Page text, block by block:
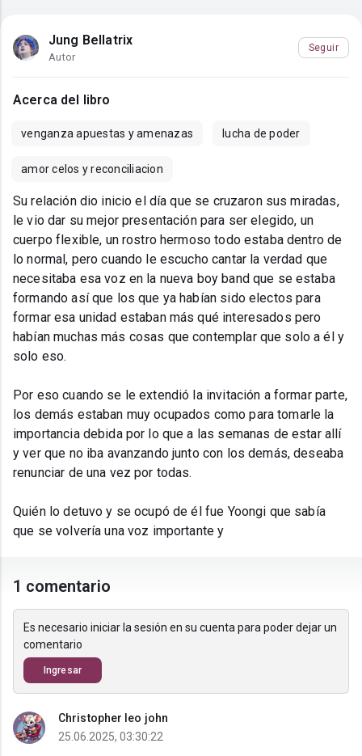
Jung Bellatrix
Autor
Seguir
Acerca del libro
venganza apuestas y amenazas lucha de poder
amor celos y reconciliacion
Su relación dio inicio el día que se cruzaron sus miradas,
le vio dar su mejor presentación para ser elegido, un
cuerpo flexible, un rostro hermoso todo estaba dentro de
lo normal, pero cuando le escucho cantar la verdad que
necesitaba esa voz en la nueva boy band que se estaba
formando así que los que ya habían sido electos para
formar esa unidad estaban más qué interesados pero
habían muchas más cosas que contemplar que solo a él y
solo eso.
Por eso cuando se le extendió la invitación a formar parte,
los demás estaban muy ocupados como para tomarle la
importancia debida por lo que a las semanas de estar allí
y ver que no iba avanzando junto con los demás, deseaba
renunciar de una vez por todas.
Quién lo detuvo y se ocupó de él fue Yoongi que sabía
que se volvería una voz importante y
1 comentario
Es necesario iniciar la sesión en su cuenta para poder dejar un
comentario
Ingresar
Christopher leo john
25.06.2025, 03:30:22